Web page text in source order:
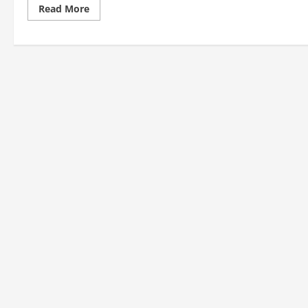
Read MoreRead
more
Kohli